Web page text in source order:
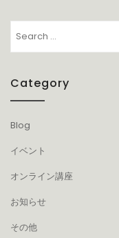
for:
Category
Blog
イベント
オンライン講座
お知らせ
その他